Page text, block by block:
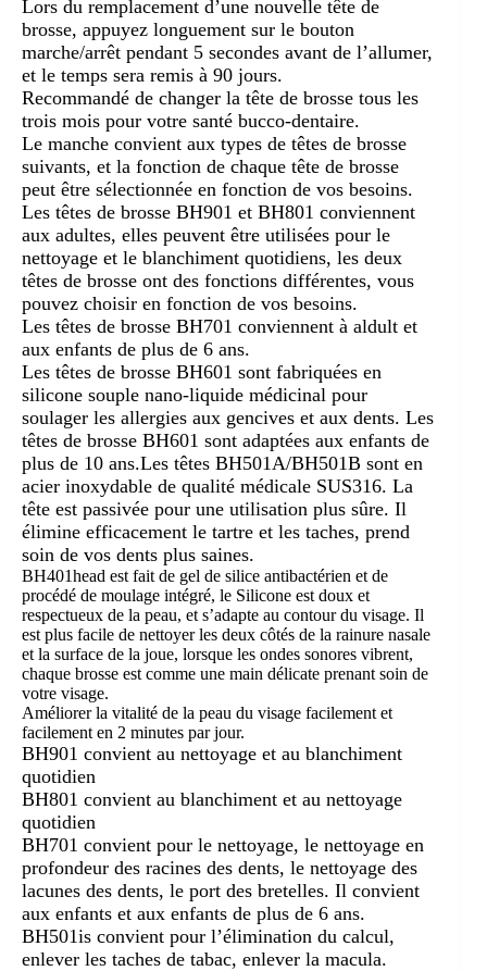
Lors du remplacement d’une nouvelle tête de
brosse, appuyez longuement sur le bouton
marche/arrêt pendant 5 secondes avant de l’allumer,
et le temps sera remis à 90 jours.
Recommandé de changer la tête de brosse tous les
trois mois pour votre santé bucco-dentaire.
Le manche convient aux types de têtes de brosse
suivants, et la fonction de chaque tête de brosse
peut être sélectionnée en fonction de vos besoins.
Les têtes de brosse BH901 et BH801 conviennent
aux adultes, elles peuvent être utilisées pour le
nettoyage et le blanchiment quotidiens, les deux
têtes de brosse ont des fonctions différentes, vous
pouvez choisir en fonction de vos besoins.
Les têtes de brosse BH701 conviennent à aldult et
aux enfants de plus de 6 ans.
Les têtes de brosse BH601 sont fabriquées en
silicone souple nano-liquide médicinal pour
soulager les allergies aux gencives et aux dents. Les
têtes de brosse BH601 sont adaptées aux enfants de
plus de 10 ans.Les têtes BH501A/BH501B sont en
acier inoxydable de qualité médicale SUS316. La
tête est passivée pour une utilisation plus sûre. Il
élimine efficacement le tartre et les taches, prend
soin de vos dents plus saines.
BH401head est fait de gel de silice antibactérien et de
procédé de moulage intégré, le Silicone est doux et
respectueux de la peau, et s’adapte au contour du visage. Il
est plus facile de nettoyer les deux côtés de la rainure nasale
et la surface de la joue, lorsque les ondes sonores vibrent,
chaque brosse est comme une main délicate prenant soin de
votre visage.
Améliorer la vitalité de la peau du visage facilement et
facilement en 2 minutes par jour.
BH901 convient au nettoyage et au blanchiment
quotidien
BH801 convient au blanchiment et au nettoyage
quotidien
BH701 convient pour le nettoyage, le nettoyage en
profondeur des racines des dents, le nettoyage des
lacunes des dents, le port des bretelles. Il convient
aux enfants et aux enfants de plus de 6 ans.
BH501is convient pour l’élimination du calcul,
enlever les taches de tabac, enlever la macula.